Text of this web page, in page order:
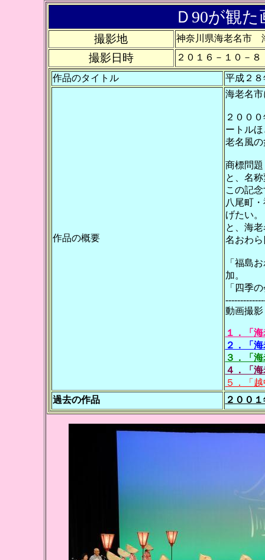
Ｄ90が観
撮影地 神奈川県海老名市
撮影日時 ２０１６－１０－８
作品のタイトル 平成２
作品の概要
海老名
２００
ートル
老名風
商標問
と、名
この記
八尾町
げたい。
と、海
名おわ
「福島
加。
「四季
動画撮
１．「
２．「
３．「
４．「
５．「
過去の作品
２００